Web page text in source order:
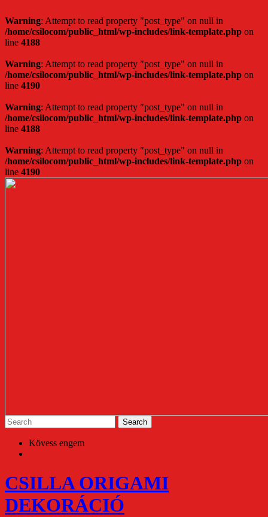
Warning: Attempt to read property "post_type" on null in
/home/csilocom/public_html/wp-includes/link-template.php on
line 4188
Warning: Attempt to read property "post_type" on null in
/home/csilocom/public_html/wp-includes/link-template.php on
line 4190
Warning: Attempt to read property "post_type" on null in
/home/csilocom/public_html/wp-includes/link-template.php on
line 4188
Warning: Attempt to read property "post_type" on null in
/home/csilocom/public_html/wp-includes/link-template.php on
line 4190
Skip
Kövess engem
CSILLA ORIGAMI
DEKORÁCIÓ